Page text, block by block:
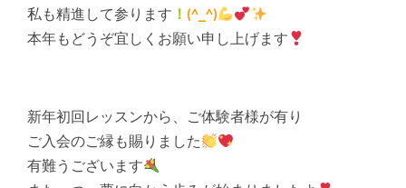
私も精進して参ります ！ (^_^)
本年もどうぞ宜しくお願い申し上げます
新年初回レッスンから、ご体験者様が有り
ご入会のご縁も賜りました
有難うございます